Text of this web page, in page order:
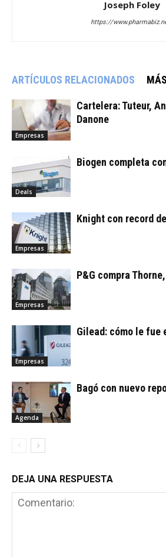
Joseph Foley
https://
ARTÍCULOS RELACIONADOS
Empresas
Cartelera: Tuteur,
Danone
Deals
Biogen completa
Empresas
Knight con record
Empresas
P&G compra
Empresas
Gilead: cómo le fue
Agenda
Bagó con nuevo
DEJA UNA RESPUESTA